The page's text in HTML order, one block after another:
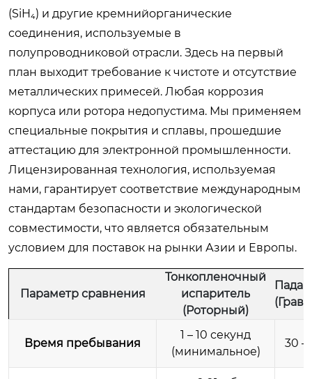
(SiH₄) и другие кремнийорганические
соединения, используемые в
полупроводниковой отрасли. Здесь на первый
план выходит требование к чистоте и отсутствие
металлических примесей. Любая коррозия
корпуса или ротора недопустима. Мы применяем
специальные покрытия и сплавы, прошедшие
аттестацию для электронной промышленности.
Лицензированная технология, используемая
нами, гарантирует соответствие международным
стандартам безопасности и экологической
совместимости, что является обязательным
условием для поставок на рынки Азии и Европы.
Параметр сравнения
Тонкопленочный
испаритель
(Роторный)
Время пребывания
1 – 10 секунд
(минимальное)
30 –